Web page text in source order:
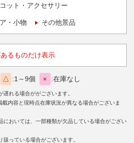
ット・アクセサリー
・小物 その他景品
るものだけ表示
△ 1～9個 × 在庫なし
れる場合ががございます。
内容と現時点在庫状況が異なる場合がございま
おいては、一部種類が欠品している場合がござい
っている場合がございます。